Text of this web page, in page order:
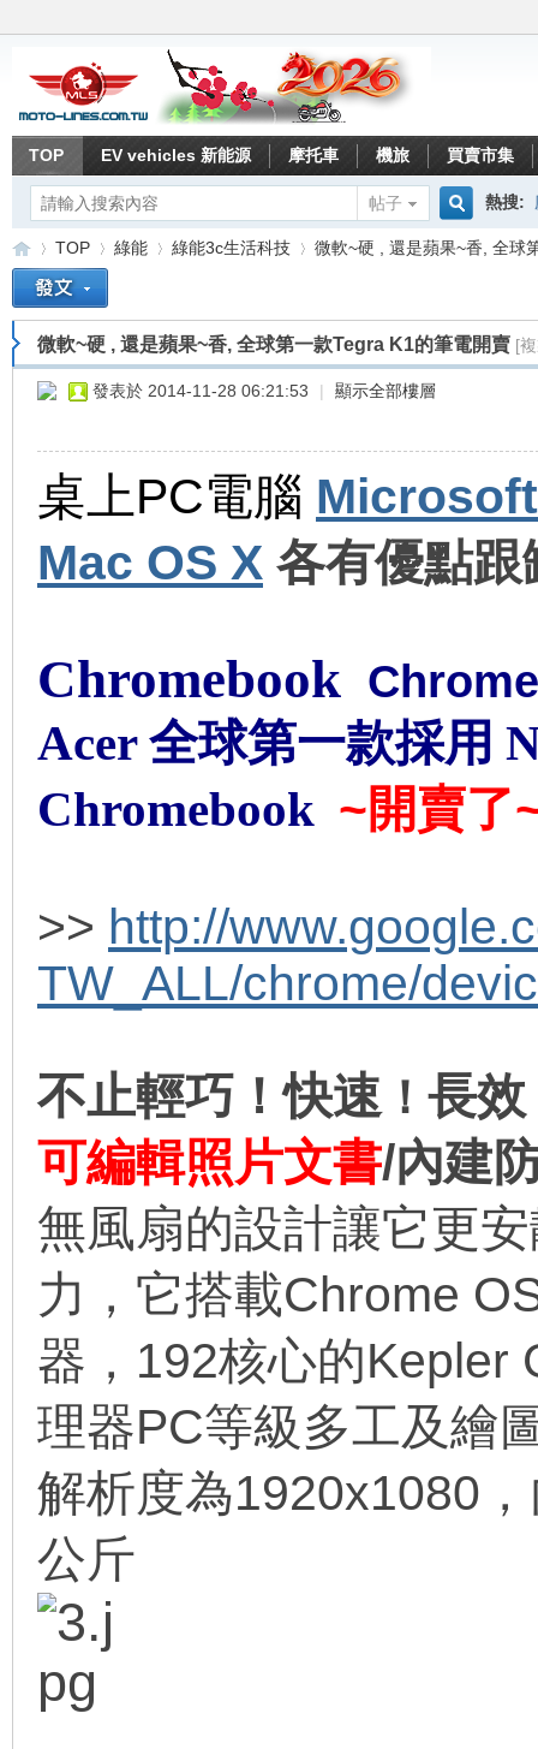
TOP EV vehicles 新能源 摩托車 機旅 買賣市集
帖子
搜
索
熱搜:
重 »
TOP
›
綠能
›
綠能3c生活科技
›
微軟~硬 , 還是蘋果~香, 全球
微軟~硬 , 還是蘋果~香, 全球第一款Tegra K1的筆電開賣 [
發表於 2014-11-28 06:21:53 | 顯示全部樓層
桌上PC電腦
Mac OS X 各有優點跟
Chromebook
Acer 全球第一款採用
Chromebook ~開賣了
>> http://
TW_ALL/chrome/
不止輕巧！快速 ！ 長效
可編輯照片文書/內建
無風扇的設計讓它更
力， 它搭載Chrome
器， 192核心的Kepler
理器PC等級多工及繪
解析度為1920x1080
公斤